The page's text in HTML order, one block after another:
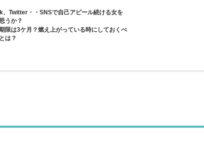
、Twitter・・SNSで自己アピール続ける女を
うか？
限は3ケ月？燃え上がっている時にしておくべ
は？